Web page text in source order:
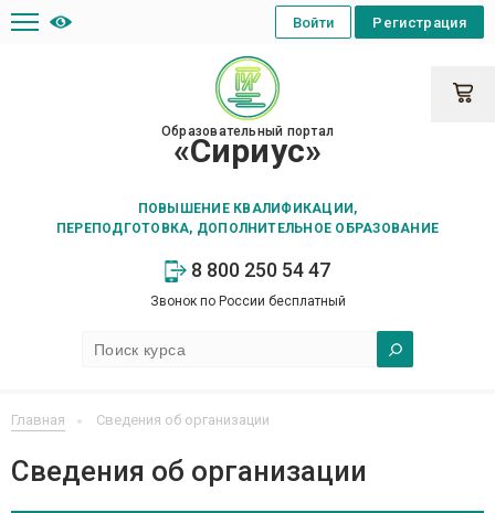
Образовательный портал
«Сириус»
ПОВЫШЕНИЕ КВАЛИФИКАЦИИ,
ПЕРЕПОДГОТОВКА, ДОПОЛНИТЕЛЬНОЕ ОБРАЗОВАНИЕ
8 800 250 54 47
Звонок по России бесплатный
Регистрация
Войти
Главная Сведения об организации
Сведения об организации